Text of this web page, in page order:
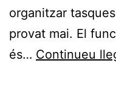
organitzar
provat mai. El
és… Continueu